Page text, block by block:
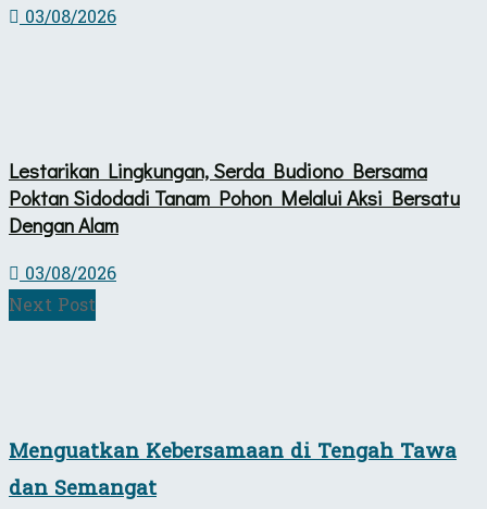
03/08/2026
Lestarikan Lingkungan, Serda Budiono Bersama
Poktan Sidodadi Tanam Pohon Melalui Aksi Bersatu
Dengan Alam
03/08/2026
Next Post
Menguatkan Kebersamaan di Tengah Tawa
dan Semangat